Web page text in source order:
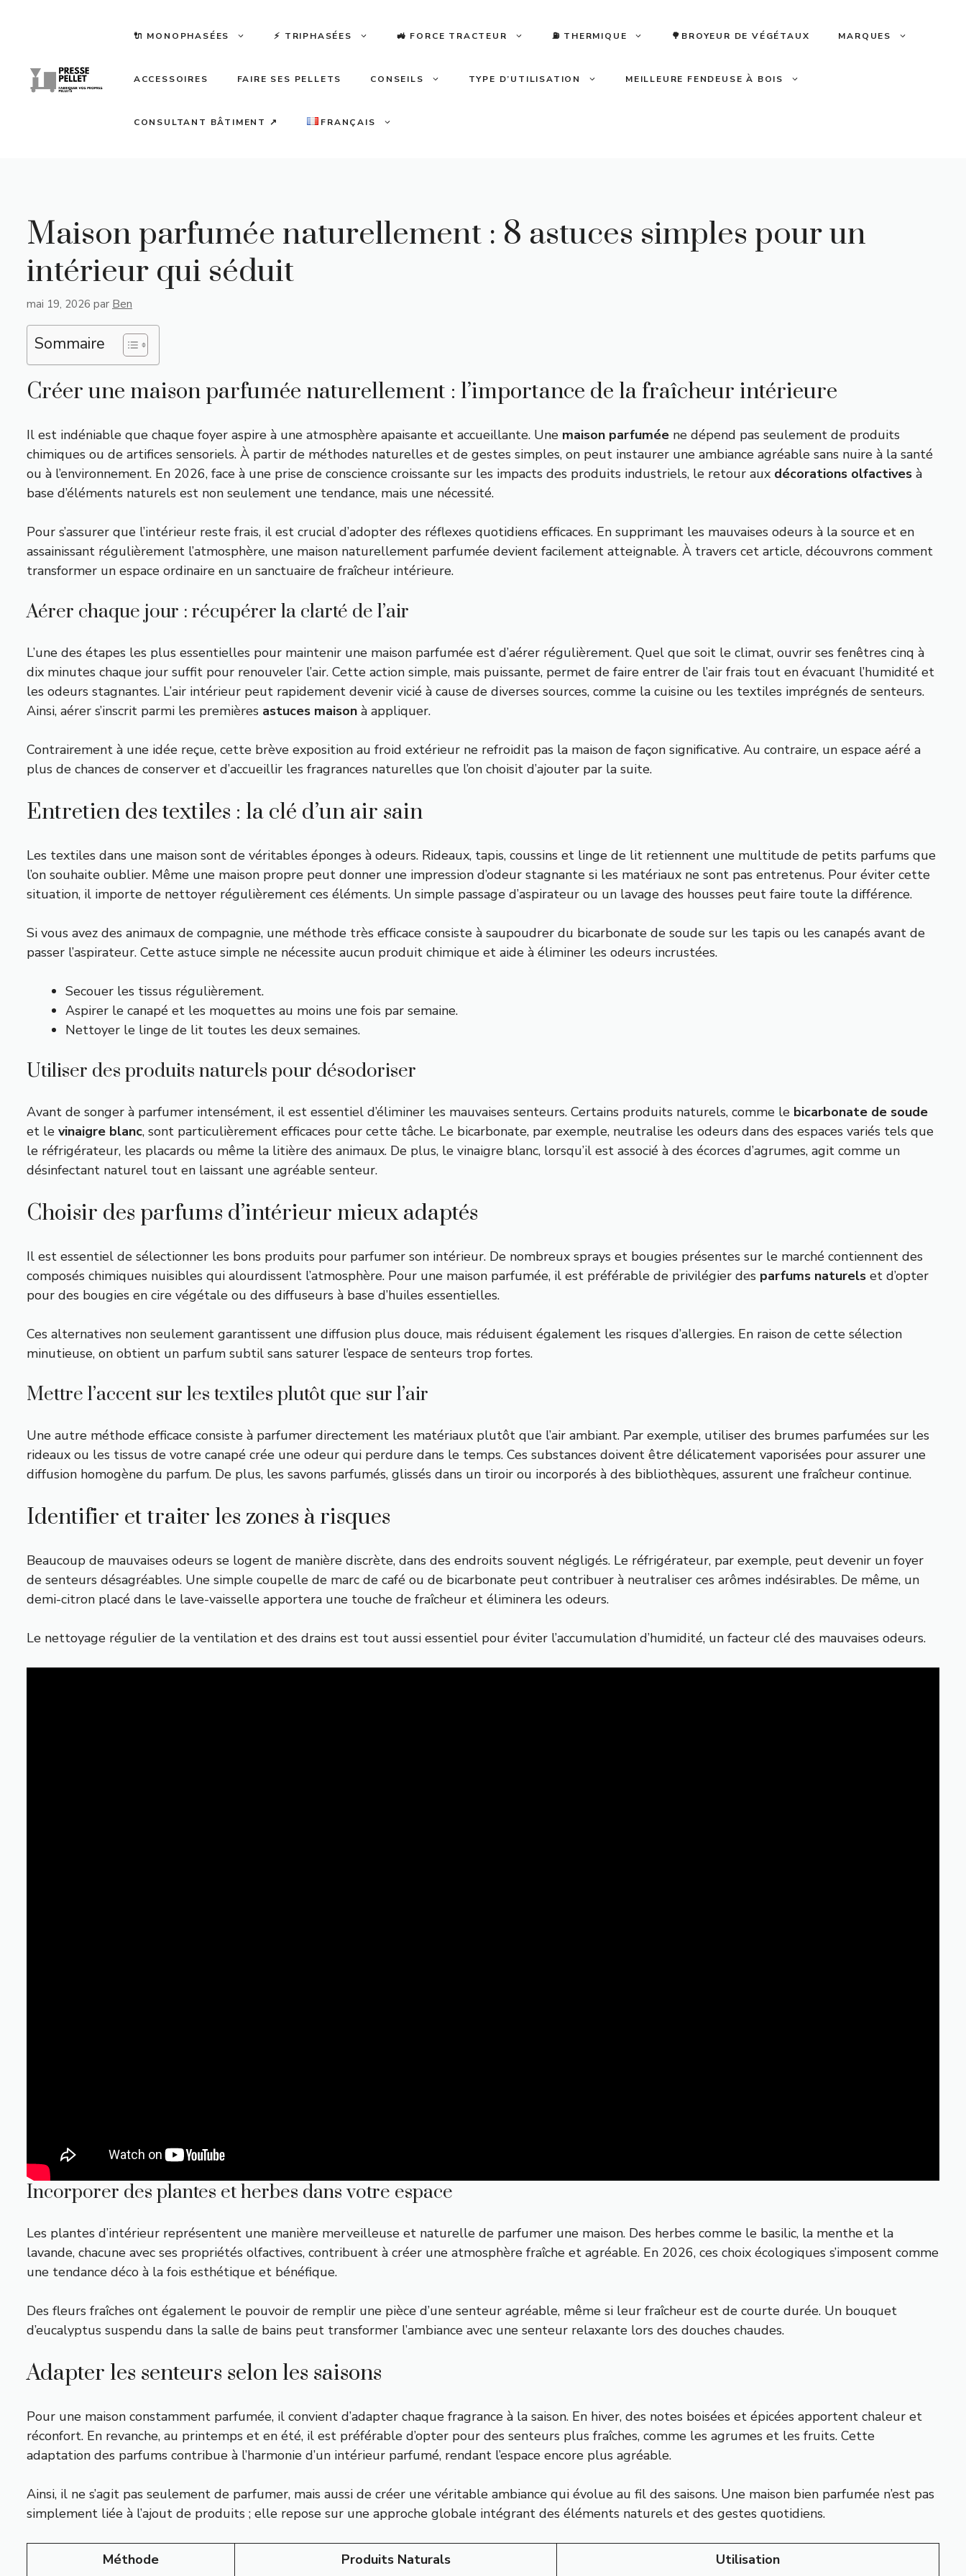
🔌 MONOPHASÉES ⚡️ TRIPHASÉES 🚜 FORCE TRACTEUR ⛽️ THERMIQUE 🌳BROYEUR DE VÉGÉTAUX MARQUES
ACCESSOIRES FAIRE SES PELLETS CONSEILS TYPE D’UTILISATION MEILLEURE FENDEUSE À BOIS
CONSULTANT BÂTIMENT ↗ FRANÇAIS
Maison parfumée naturellement : 8 astuces simples pour un
intérieur qui séduit
mai 19, 2026 par Ben
Sommaire
Créer une maison parfumée naturellement : l’importance de la fraîcheur intérieure
Il est indéniable que chaque foyer aspire à une atmosphère apaisante et accueillante. Une maison parfumée ne dépend pas seulement de produits
chimiques ou de artifices sensoriels. À partir de méthodes naturelles et de gestes simples, on peut instaurer une ambiance agréable sans nuire à la santé
ou à l’environnement. En 2026, face à une prise de conscience croissante sur les impacts des produits industriels, le retour aux décorations olfactives à
base d’éléments naturels est non seulement une tendance, mais une nécessité.
Pour s’assurer que l’intérieur reste frais, il est crucial d’adopter des réflexes quotidiens efficaces. En supprimant les mauvaises odeurs à la source et en
assainissant régulièrement l’atmosphère, une maison naturellement parfumée devient facilement atteignable. À travers cet article, découvrons comment
transformer un espace ordinaire en un sanctuaire de fraîcheur intérieure.
Aérer chaque jour : récupérer la clarté de l’air
L’une des étapes les plus essentielles pour maintenir une maison parfumée est d’aérer régulièrement. Quel que soit le climat, ouvrir ses fenêtres cinq à
dix minutes chaque jour suffit pour renouveler l’air. Cette action simple, mais puissante, permet de faire entrer de l’air frais tout en évacuant l’humidité et
les odeurs stagnantes. L’air intérieur peut rapidement devenir vicié à cause de diverses sources, comme la cuisine ou les textiles imprégnés de senteurs.
Ainsi, aérer s’inscrit parmi les premières astuces maison à appliquer.
Contrairement à une idée reçue, cette brève exposition au froid extérieur ne refroidit pas la maison de façon significative. Au contraire, un espace aéré a
plus de chances de conserver et d’accueillir les fragrances naturelles que l’on choisit d’ajouter par la suite.
Entretien des textiles : la clé d’un air sain
Les textiles dans une maison sont de véritables éponges à odeurs. Rideaux, tapis, coussins et linge de lit retiennent une multitude de petits parfums que
l’on souhaite oublier. Même une maison propre peut donner une impression d’odeur stagnante si les matériaux ne sont pas entretenus. Pour éviter cette
situation, il importe de nettoyer régulièrement ces éléments. Un simple passage d’aspirateur ou un lavage des housses peut faire toute la différence.
Si vous avez des animaux de compagnie, une méthode très efficace consiste à saupoudrer du bicarbonate de soude sur les tapis ou les canapés avant de
passer l’aspirateur. Cette astuce simple ne nécessite aucun produit chimique et aide à éliminer les odeurs incrustées.
Secouer les tissus régulièrement.
Aspirer le canapé et les moquettes au moins une fois par semaine.
Nettoyer le linge de lit toutes les deux semaines.
Utiliser des produits naturels pour désodoriser
Avant de songer à parfumer intensément, il est essentiel d’éliminer les mauvaises senteurs. Certains produits naturels, comme le bicarbonate de soude
et le vinaigre blanc, sont particulièrement efficaces pour cette tâche. Le bicarbonate, par exemple, neutralise les odeurs dans des espaces variés tels que
le réfrigérateur, les placards ou même la litière des animaux. De plus, le vinaigre blanc, lorsqu’il est associé à des écorces d’agrumes, agit comme un
désinfectant naturel tout en laissant une agréable senteur.
Choisir des parfums d’intérieur mieux adaptés
Il est essentiel de sélectionner les bons produits pour parfumer son intérieur. De nombreux sprays et bougies présentes sur le marché contiennent des
composés chimiques nuisibles qui alourdissent l’atmosphère. Pour une maison parfumée, il est préférable de privilégier des parfums naturels et d’opter
pour des bougies en cire végétale ou des diffuseurs à base d’huiles essentielles.
Ces alternatives non seulement garantissent une diffusion plus douce, mais réduisent également les risques d’allergies. En raison de cette sélection
minutieuse, on obtient un parfum subtil sans saturer l’espace de senteurs trop fortes.
Mettre l’accent sur les textiles plutôt que sur l’air
Une autre méthode efficace consiste à parfumer directement les matériaux plutôt que l’air ambiant. Par exemple, utiliser des brumes parfumées sur les
rideaux ou les tissus de votre canapé crée une odeur qui perdure dans le temps. Ces substances doivent être délicatement vaporisées pour assurer une
diffusion homogène du parfum. De plus, les savons parfumés, glissés dans un tiroir ou incorporés à des bibliothèques, assurent une fraîcheur continue.
Identifier et traiter les zones à risques
Beaucoup de mauvaises odeurs se logent de manière discrète, dans des endroits souvent négligés. Le réfrigérateur, par exemple, peut devenir un foyer
de senteurs désagréables. Une simple coupelle de marc de café ou de bicarbonate peut contribuer à neutraliser ces arômes indésirables. De même, un
demi-citron placé dans le lave-vaisselle apportera une touche de fraîcheur et éliminera les odeurs.
Le nettoyage régulier de la ventilation et des drains est tout aussi essentiel pour éviter l’accumulation d’humidité, un facteur clé des mauvaises odeurs.
Incorporer des plantes et herbes dans votre espace
Les plantes d’intérieur représentent une manière merveilleuse et naturelle de parfumer une maison. Des herbes comme le basilic, la menthe et la
lavande, chacune avec ses propriétés olfactives, contribuent à créer une atmosphère fraîche et agréable. En 2026, ces choix écologiques s’imposent comme
une tendance déco à la fois esthétique et bénéfique.
Des fleurs fraîches ont également le pouvoir de remplir une pièce d’une senteur agréable, même si leur fraîcheur est de courte durée. Un bouquet
d’eucalyptus suspendu dans la salle de bains peut transformer l’ambiance avec une senteur relaxante lors des douches chaudes.
Adapter les senteurs selon les saisons
Pour une maison constamment parfumée, il convient d’adapter chaque fragrance à la saison. En hiver, des notes boisées et épicées apportent chaleur et
réconfort. En revanche, au printemps et en été, il est préférable d’opter pour des senteurs plus fraîches, comme les agrumes et les fruits. Cette
adaptation des parfums contribue à l’harmonie d’un intérieur parfumé, rendant l’espace encore plus agréable.
Ainsi, il ne s’agit pas seulement de parfumer, mais aussi de créer une véritable ambiance qui évolue au fil des saisons. Une maison bien parfumée n’est pas
simplement liée à l’ajout de produits ; elle repose sur une approche globale intégrant des éléments naturels et des gestes quotidiens.
Méthode Produits Naturals Utilisation